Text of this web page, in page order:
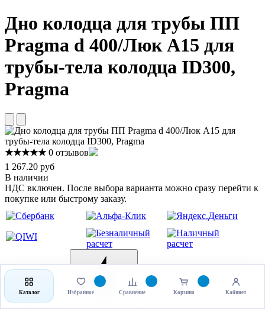
Дно колодца для трубы ПП
Pragma d 400/Люк A15 для
трубы-тела колодца ID300,
Pragma
★★★★★ 0 отзывов
1 267.20 руб
В наличии
НДС включен. После выбора варианта можно сразу перейти к
покупке или быстрому заказу.
Выбрать товар
Каталог Избранное Сравнение Корзина Кабинет